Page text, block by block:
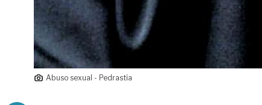
Abuso sexual - Pedrastia